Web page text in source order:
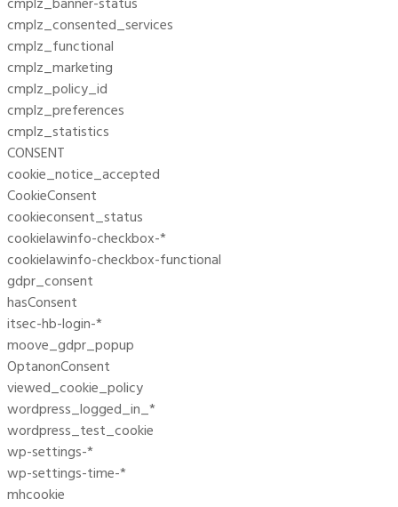
cmplz_consented_services
cmplz_functional
cmplz_marketing
cmplz_policy_id
cmplz_preferences
cmplz_statistics
CONSENT
cookie_notice_accepted
CookieConsent
cookieconsent_status
cookielawinfo-checkbox-*
cookielawinfo-checkbox-functional
gdpr_consent
hasConsent
itsec-hb-login-*
moove_gdpr_popup
OptanonConsent
viewed_cookie_policy
wordpress_logged_in_*
wordpress_test_cookie
wp-settings-*
wp-settings-time-*
mhcookie